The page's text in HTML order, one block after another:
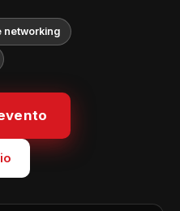
networking